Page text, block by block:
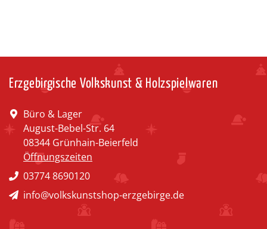
Erzgebirgische Volkskunst & Holzspielwaren
Büro & Lager
August-Bebel-Str. 64
08344 Grünhain-Beierfeld
Öffnungszeiten
03774 8690120
info@volkskunstshop-erzgebirge.de